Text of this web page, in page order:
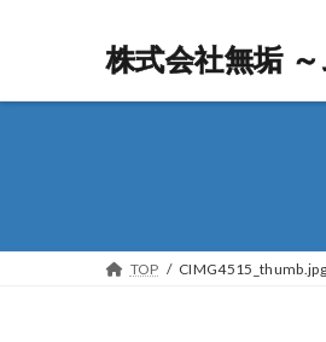
株式会社無垢
株式会社無垢
TOP CIMG4515_thumb.jpg